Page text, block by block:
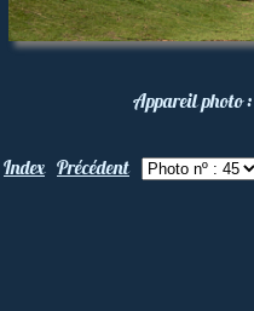
Appareil photo :
Index Précédent